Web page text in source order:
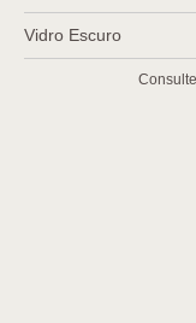
Vidro Escuro